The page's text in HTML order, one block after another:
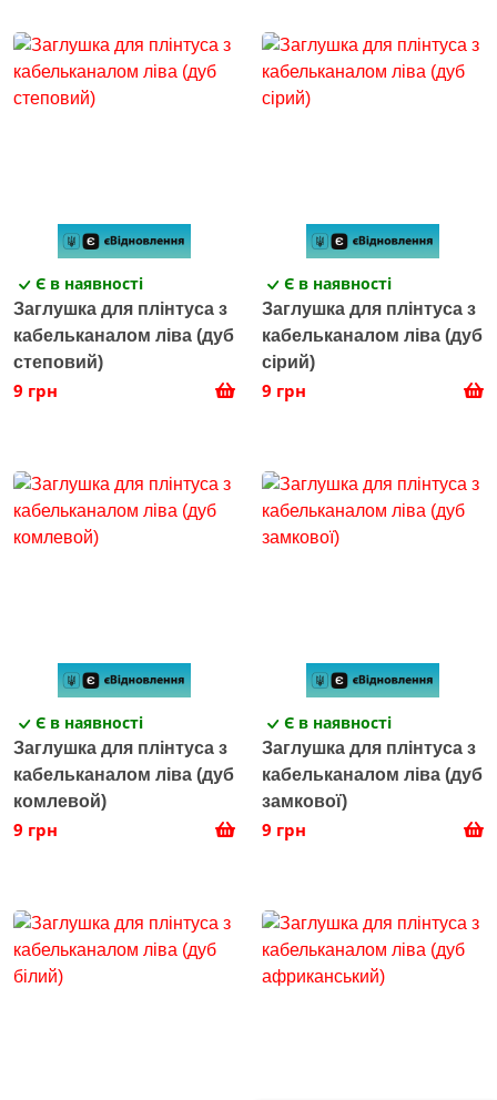
Є в наявності
Заглушка для плінтуса з
кабельканалом ліва (дуб
степовий)
9 грн
Є в наявності
Заглушка для плінтуса з
кабельканалом ліва (дуб
сірий)
9 грн
Є в наявності
Заглушка для плінтуса з
кабельканалом ліва (дуб
комлевой)
9 грн
Є в наявності
Заглушка для плінтуса з
кабельканалом ліва (дуб
замкової)
9 грн